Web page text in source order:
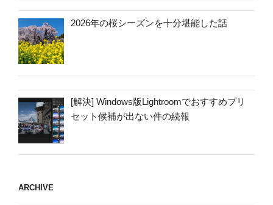
2026年の桜シーズンを十分堪能した話
[解決] Windows版Lightroomでおすすめプリ
セット候補が出ない件の続報
ARCHIVE